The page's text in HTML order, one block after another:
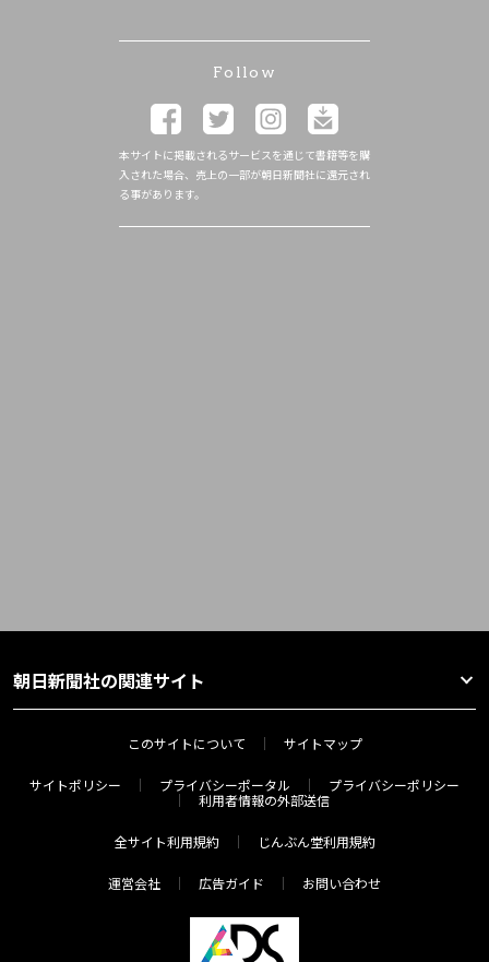
Follow
本サイトに掲載されるサービスを通じて書籍等を購
入された場合、売上の一部が朝日新聞社に還元され
る事があります。
朝日新聞社の関連サイト
このサイトについて サイトマップ
サイトポリシー プライバシーポータル
プライバシーポリシー
利用者情報の外部送信
全サイト利用規約 じんぶん堂利用規約
運営会社 広告ガイド お問い合わせ